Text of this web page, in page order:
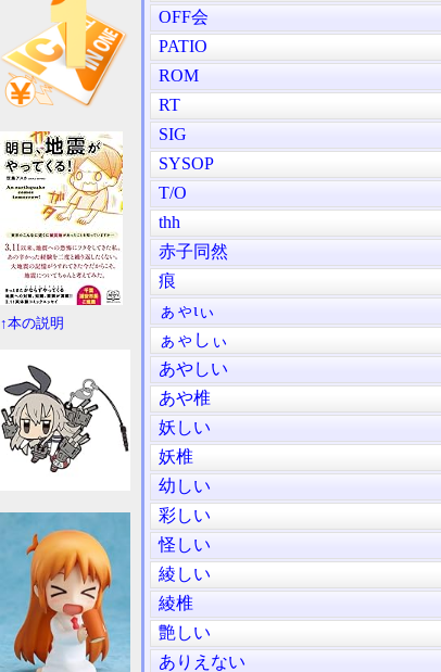
OFF会
PATIO
ROM
RT
SIG
SYSOP
T/O
thh
赤子同然
痕
ぁゃιぃ
ぁゃしぃ
あやしい
あや椎
妖しい
妖椎
幼しい
彩しい
怪しい
綾しい
綾椎
艶しい
ありえない
↑本の説明